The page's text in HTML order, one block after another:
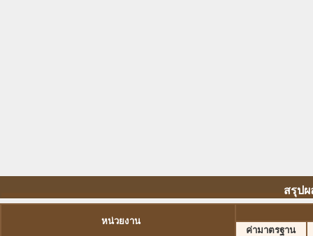
สรุปผ
หน่วยงาน
ค่ามาตรฐาน